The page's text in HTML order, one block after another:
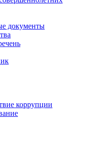
документы
коррупции